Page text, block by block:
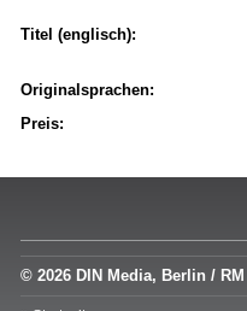
Titel (englisch):
Originalsprachen:
Preis:
© 2026 DIN Media, Berlin /